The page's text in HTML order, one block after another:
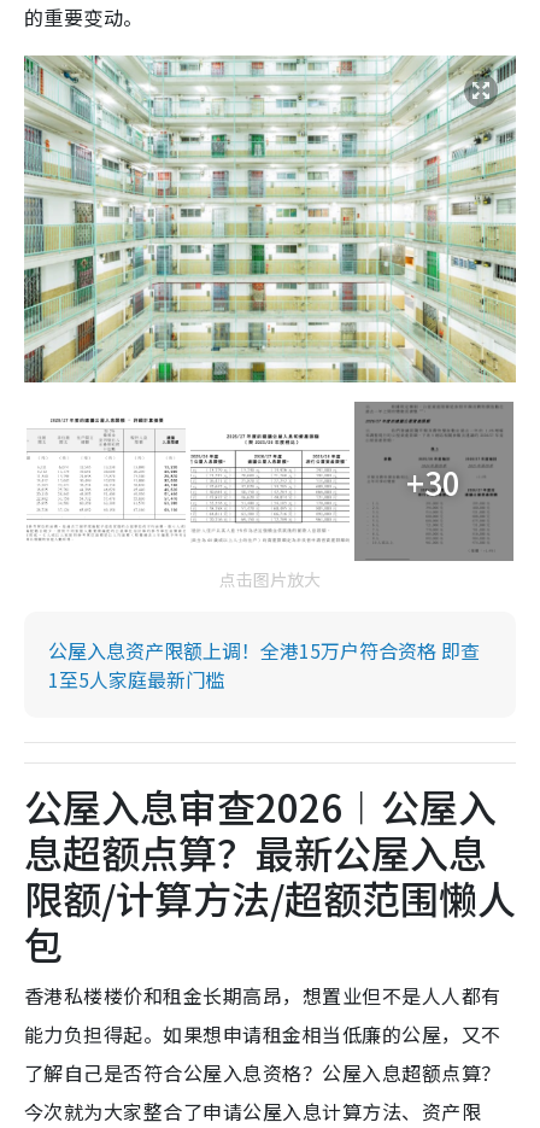
的重要变动。
+30
点击图片放大
公屋入息资产限额上调！全港15万户符合资格 即查
1至5人家庭最新门槛
公屋入息审查2026︱公屋入
息超额点算？最新公屋入息
限额/计算方法/超额范围懒人
包
香港私楼楼价和租金长期高昂，想置业但不是人人都有
能力负担得起。如果想申请租金相当低廉的公屋，又不
了解自己是否符合公屋入息资格？公屋入息超额点算？
今次就为大家整合了申请公屋入息计算方法、资产限